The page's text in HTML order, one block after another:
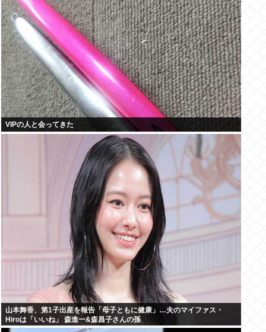
VIPの人と会ってきた
山本舞香、第1子出産を報告「母子ともに健康」…夫のマイファス・
Hiroは「いいね」 森進一&森昌子さんの孫